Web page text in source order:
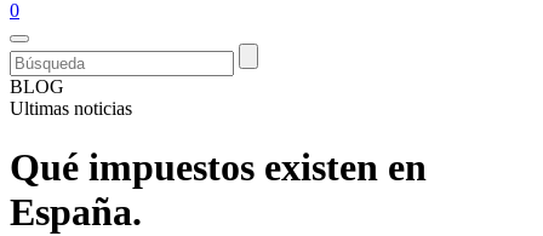
0
BLOG
Ultimas noticias
Qué impuestos existen en
España.